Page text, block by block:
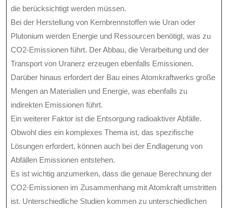
die berücksichtigt werden müssen.
Bei der Herstellung von Kernbrennstoffen wie Uran oder
Plutonium werden Energie und Ressourcen benötigt, was zu
CO2-Emissionen führt. Der Abbau, die Verarbeitung und der
Transport von Uranerz erzeugen ebenfalls Emissionen.
Darüber hinaus erfordert der Bau eines Atomkraftwerks große
Mengen an Materialien und Energie, was ebenfalls zu
indirekten Emissionen führt.
Ein weiterer Faktor ist die Entsorgung radioaktiver Abfälle.
Obwohl dies ein komplexes Thema ist, das spezifische
Lösungen erfordert, können auch bei der Endlagerung von
Abfällen Emissionen entstehen.
Es ist wichtig anzumerken, dass die genaue Berechnung der
CO2-Emissionen im Zusammenhang mit Atomkraft umstritten
ist. Unterschiedliche Studien kommen zu unterschiedlichen